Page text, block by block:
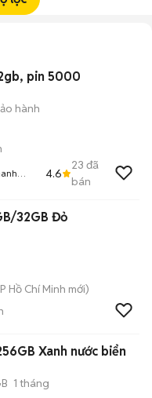
pin 5000
hành
4.6
23 đã
bán
32GB Đỏ
Hồ Chí Minh mới)
Xanh nước biển
1 tháng